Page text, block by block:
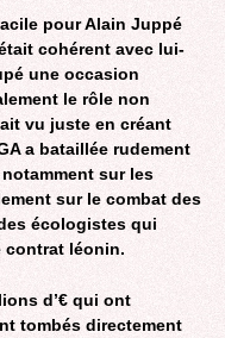
pour Alain Juppé
cohérent avec lui-
une occasion
le rôle non
vu juste en créant
a bataillée rudement
sur les
sur le combat des
écologistes qui
contrat léonin.
d’€ qui ont
tombés directement